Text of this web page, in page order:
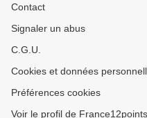
Contact
Signaler un abus
C.G.U.
Cookies et données
Préférences cookies
Voir le profil de